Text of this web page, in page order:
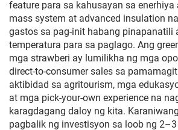
feature para sa kahusayan sa
mass system at advanced insulation
gastos sa pag-init habang pinapanatili
temperatura para sa paglago. Ang
mga strawberi ay lumilikha ng mga
direct-to-consumer sales sa
aktibidad sa agritourism, mga
at mga pick-your-own experience na
karagdagang daloy ng kita.
pagbalik ng investisyon sa loob ng